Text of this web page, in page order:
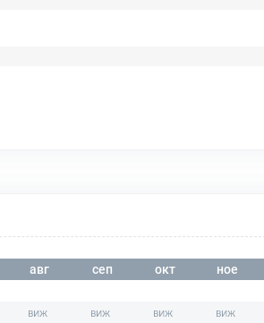
авг сеп окт ное